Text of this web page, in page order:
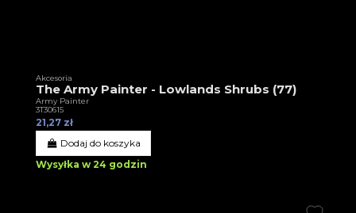
Akcesoria
The Army Painter - Lowlands Shrubs (77)
Army Painter
3T30615
21,27 zł
Dodaj do koszyka
Wysyłka w 24 godzin